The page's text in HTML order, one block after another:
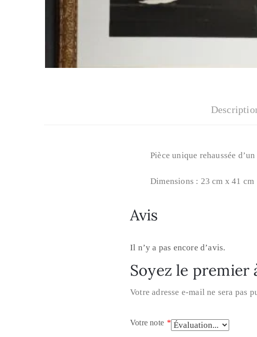
Pièce unique rehaussée
Dimensions : 23 cm x 41 cm
Avis
Il n’y a pas encore d’avis.
Soyez le premier
Votre adresse e-mail ne sera pas
Votre note *